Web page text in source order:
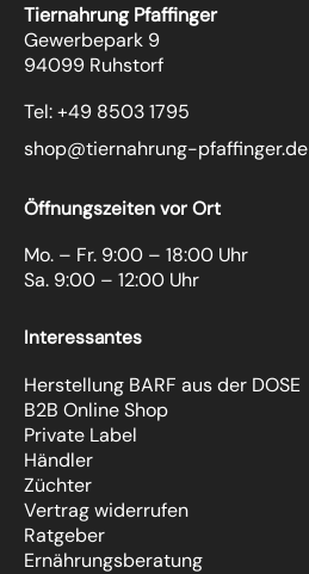
Tiernahrung Pfaffinger
Gewerbepark 9
94099 Ruhstorf
Tel: +49 8503 1795
shop@tiernahrung-pfaffinger.de
Öffnungszeiten vor Ort
Mo. – Fr. 9:00 – 18:00 Uhr
Sa. 9:00 – 12:00 Uhr
Interessantes
Herstellung BARF aus der DOSE
B2B Online Shop
Private Label
Händler
Züchter
Vertrag widerrufen
Ratgeber
Ernährungsberatung